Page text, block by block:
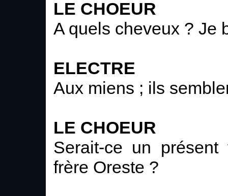
LE CHOEUR
A quels cheveux ? Je
ELECTRE
Aux miens ; ils
LE CHOEUR
Serait-ce un
frère Oreste ?